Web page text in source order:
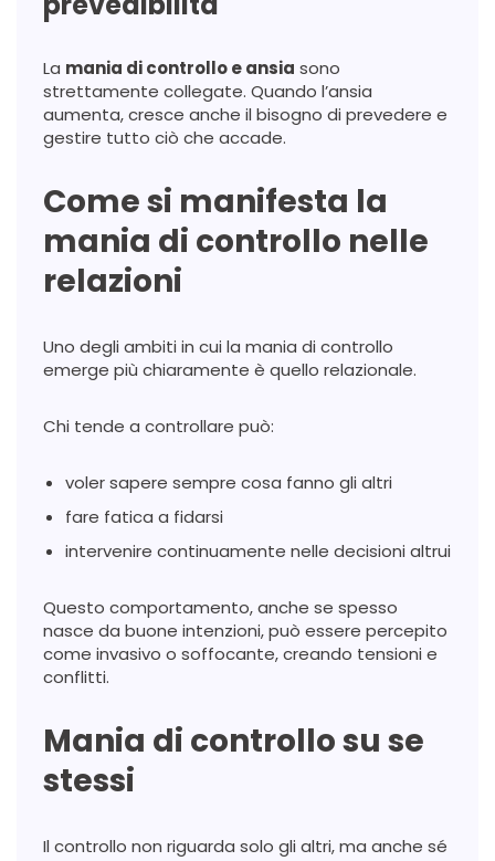
La mania di controllo e ansia sono
strettamente collegate. Quando l’ansia
aumenta, cresce anche il bisogno di prevedere e
gestire tutto ciò che accade.
Come si manifesta la
mania di controllo nelle
relazioni
Uno degli ambiti in cui la mania di controllo
emerge più chiaramente è quello relazionale.
Chi tende a controllare può:
voler sapere sempre cosa fanno gli altri
fare fatica a fidarsi
intervenire continuamente nelle decisioni altrui
Questo comportamento, anche se spesso
nasce da buone intenzioni, può essere percepito
come invasivo o soffocante, creando tensioni e
conflitti.
Mania di controllo su se
stessi
Il controllo non riguarda solo gli altri, ma anche sé